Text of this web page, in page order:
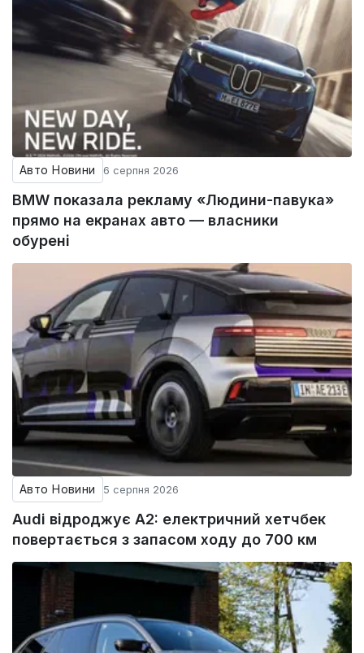
Авто Новини 6 серпня 2026
BMW показала рекламу «Людини-павука»
прямо на екранах авто — власники
обурені
Авто Новини 5 серпня 2026
Audi відроджує A2: електричний хетчбек
повертається з запасом ходу до 700 км